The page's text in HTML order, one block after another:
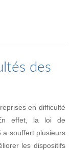
des
en difficulté
effet, la loi de
a souffert plusieurs
les dispositifs